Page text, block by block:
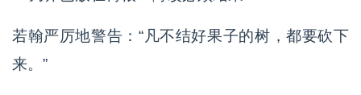
若翰严厉地警告：“凡不结好果子的树，都要砍下
来。”